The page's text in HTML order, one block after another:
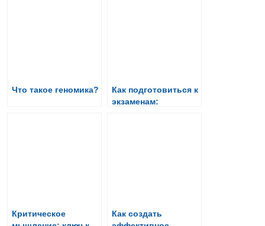
Что такое геномика?
Как подготовиться к
экзаменам:
Критическое
Как создать